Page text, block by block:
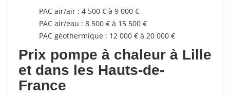
PAC air/air : 4 500 € à 9 000 €
PAC air/eau : 8 500 € à 15 500 €
PAC géothermique : 12 000 € à 20 000 €
Prix pompe à chaleur à Lille
et dans les Hauts-de-
France